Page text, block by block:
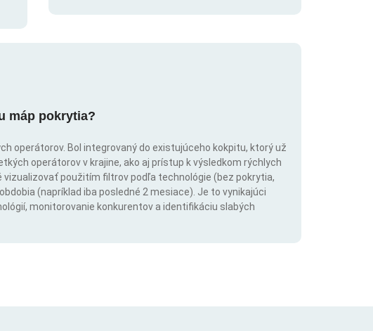
máp pokrytia?
operátorov. Bol integrovaný do existujúceho kokpitu, ktorý už
operátorov v krajine, ako aj prístup k výsledkom rýchlych
použitím filtrov podľa technológie (bez pokrytia,
(napríklad iba posledné 2 mesiace). Je to vynikajúci
monitorovanie konkurentov a identifikáciu slabých